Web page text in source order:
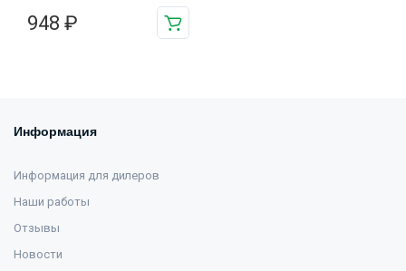
948 ₽
Информация
Информация для дилеров
Наши работы
Отзывы
Новости